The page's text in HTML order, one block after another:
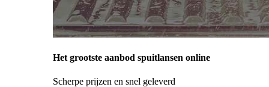
Het grootste aanbod spuitlansen online
Scherpe prijzen en snel geleverd